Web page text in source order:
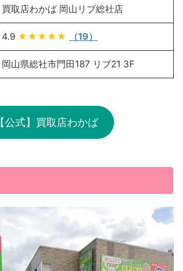
買取店わかば 岡山リブ総社店
4.9 ★★★★★ （19）
岡山県総社市門田187 リブ21 3F
【公式】買取店わかば